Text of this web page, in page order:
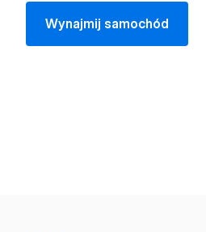
Wynajmij samochód